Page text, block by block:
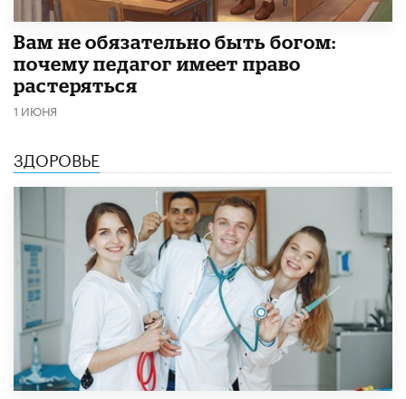
​Вам не обязательно быть богом:
почему педагог имеет право
растеряться
1 ИЮНЯ
ЗДОРОВЬЕ